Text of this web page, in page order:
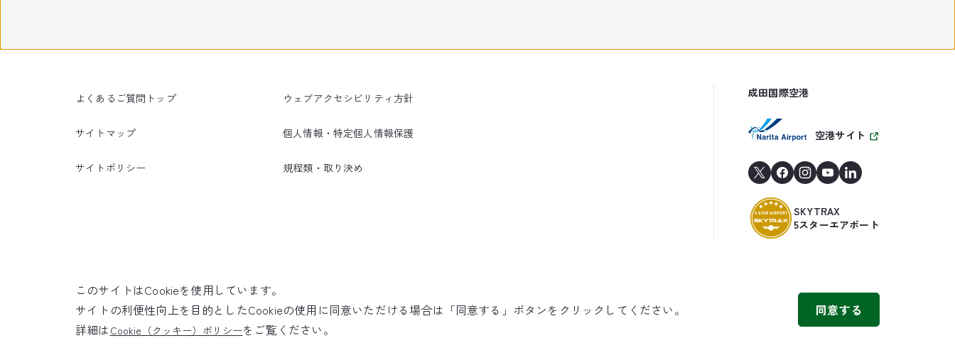
よくあるご質問トップ
サイトマップ
サイトポリシー
ウェブアクセシビリティ方針
個人情報・特定個人情報保護
規程類・取り決め
成田国際空港
空港サイト
SKYTRAX
5スターエアポート
©NARITA INTERNATIONAL AIRPORT CORPORATION
このサイトはCookieを使用しています。
サイトの利便性向上を目的としたCookieの使用に同意いただける場合は「同意する」ボタンをクリックしてください。
詳細は Cookie（クッキー）ポリシーをご覧ください。
同意する